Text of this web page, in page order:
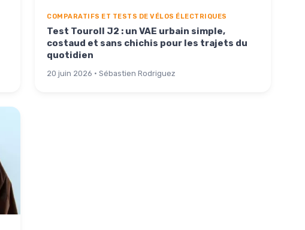
COMPARATIFS ET TESTS DE VÉLOS ÉLECTRIQUES
Test Touroll J2 : un VAE urbain simple,
costaud et sans chichis pour les trajets du
quotidien
20 juin 2026 · Sébastien Rodriguez